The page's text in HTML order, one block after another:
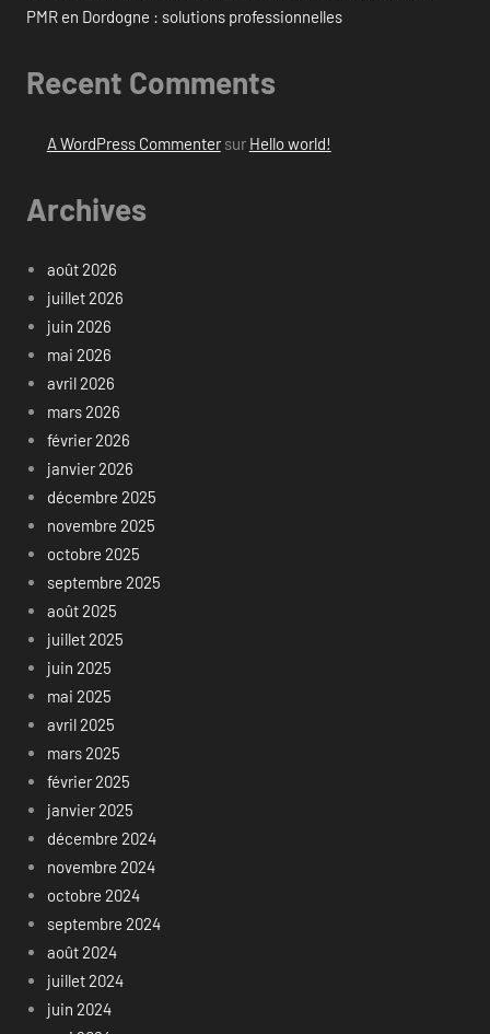
PMR en Dordogne : solutions professionnelles
Recent Comments
A WordPress Commentersur Hello world!
Archives
août 2026
juillet 2026
juin 2026
mai 2026
avril 2026
mars 2026
février 2026
janvier 2026
décembre 2025
novembre 2025
octobre 2025
septembre 2025
août 2025
juillet 2025
juin 2025
mai 2025
avril 2025
mars 2025
février 2025
janvier 2025
décembre 2024
novembre 2024
octobre 2024
septembre 2024
août 2024
juillet 2024
juin 2024